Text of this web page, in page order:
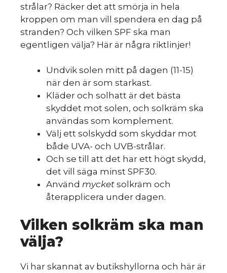
strålar? Räcker det att smörja in hela
kroppen om man vill spendera en dag på
stranden? Och vilken SPF ska man
egentligen välja? Här är några riktlinjer!
Undvik solen mitt på dagen (11-15)
när den är som starkast.
Kläder och solhatt är det bästa
skyddet mot solen, och solkräm ska
användas som komplement.
Välj ett solskydd som skyddar mot
både UVA- och UVB-strålar.
Och se till att det har ett högt skydd,
det vill säga minst SPF30.
Använd mycket solkräm och
återapplicera under dagen.
Vilken solkräm ska man
välja?
Vi har skannat av butikshyllorna och här är